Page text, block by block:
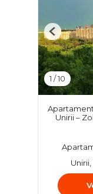
1 /10
Previous
Unirii –